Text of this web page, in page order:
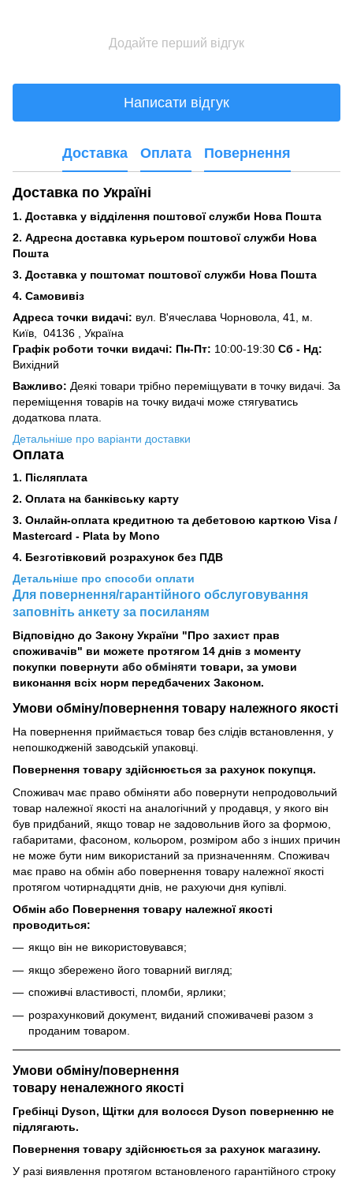
Додайте перший відгук
Написати відгук
Доставка Оплата Повернення
Доставка по Україні
1. Доставка у відділення поштової служби Нова Пошта
2. Адресна доставка курьером поштової служби Нова
Пошта
3. Доставка у поштомат поштової служби Нова Пошта
4. Самовивіз
Адреса точки видачі: вул. В'ячеслава Чорновола, 41, м.
Київ,
04136 , Україна
Графік роботи точки видачі: Пн-Пт: 10:00-19:30 Сб - Нд:
Вихідний
Важливо: Деякі товари трібно переміщувати в точку видачі. За
переміщення товарів на точку видачі може стягуватись
додаткова плата.
Детальніше про варіанти доставки
Оплата
1. Післяплата
2. Оплата на банківську карту
3. Онлайн-оплата кредитною та дебетовою карткою Visa /
Mastercard - Plata by Mono
4. Безготівковий розрахунок без ПДВ
Детальніше про способи оплати
Для повернення/гарантійного обслуговування
заповніть анкету за посиланям
Відповідно до Закону України "Про захист прав
споживачів" ви можете протягом 14 днів з моменту
покупки повернути або обміняти товари, за умови
виконання всіх норм передбачених Законом.
Умови обміну/повернення товару належного якості
На повернення приймається товар без слідів встановлення, у
непошкодженій заводській упаковці.
Повернення товару здійснюється за рахунок покупця.
Споживач має право обміняти або повернути непродовольчий
товар належної якості на аналогічний у продавця, у якого він
був придбаний, якщо товар не задовольнив його за формою,
габаритами, фасоном, кольором, розміром або з інших причин
не може бути ним використаний за призначенням. Споживач
має право на обмін або повернення товару належної якості
протягом чотирнадцяти днів, не рахуючи дня купівлі.
Обмін або Повернення товару належної якості
проводиться:
якщо він не використовувався;
якщо збережено його товарний вигляд;
споживчі властивості, пломби, ярлики;
розрахунковий документ, виданий споживачеві разом з
проданим товаром.
Умови обміну/повернення
товару неналежного якості
Гребінці Dyson, Щітки для волосся Dyson поверненню не
підлягають.
Повернення товару здійснюється за рахунок магазину.
У разі виявлення протягом встановленого гарантійного строку